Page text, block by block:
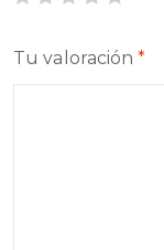
Tu valoración*